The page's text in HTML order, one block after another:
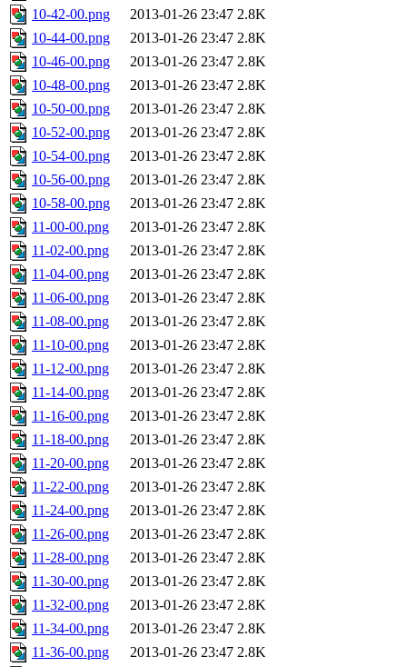
10-42-00.png
2013-01-26 23:47 2.8K
10-44-00.png
2013-01-26 23:47 2.8K
10-46-00.png
2013-01-26 23:47 2.8K
10-48-00.png
2013-01-26 23:47 2.8K
10-50-00.png
2013-01-26 23:47 2.8K
10-52-00.png
2013-01-26 23:47 2.8K
10-54-00.png
2013-01-26 23:47 2.8K
10-56-00.png
2013-01-26 23:47 2.8K
10-58-00.png
2013-01-26 23:47 2.8K
11-00-00.png
2013-01-26 23:47 2.8K
11-02-00.png
2013-01-26 23:47 2.8K
11-04-00.png
2013-01-26 23:47 2.8K
11-06-00.png
2013-01-26 23:47 2.8K
11-08-00.png
2013-01-26 23:47 2.8K
11-10-00.png
2013-01-26 23:47 2.8K
11-12-00.png
2013-01-26 23:47 2.8K
11-14-00.png
2013-01-26 23:47 2.8K
11-16-00.png
2013-01-26 23:47 2.8K
11-18-00.png
2013-01-26 23:47 2.8K
11-20-00.png
2013-01-26 23:47 2.8K
11-22-00.png
2013-01-26 23:47 2.8K
11-24-00.png
2013-01-26 23:47 2.8K
11-26-00.png
2013-01-26 23:47 2.8K
11-28-00.png
2013-01-26 23:47 2.8K
11-30-00.png
2013-01-26 23:47 2.8K
11-32-00.png
2013-01-26 23:47 2.8K
11-34-00.png
2013-01-26 23:47 2.8K
11-36-00.png
2013-01-26 23:47 2.8K